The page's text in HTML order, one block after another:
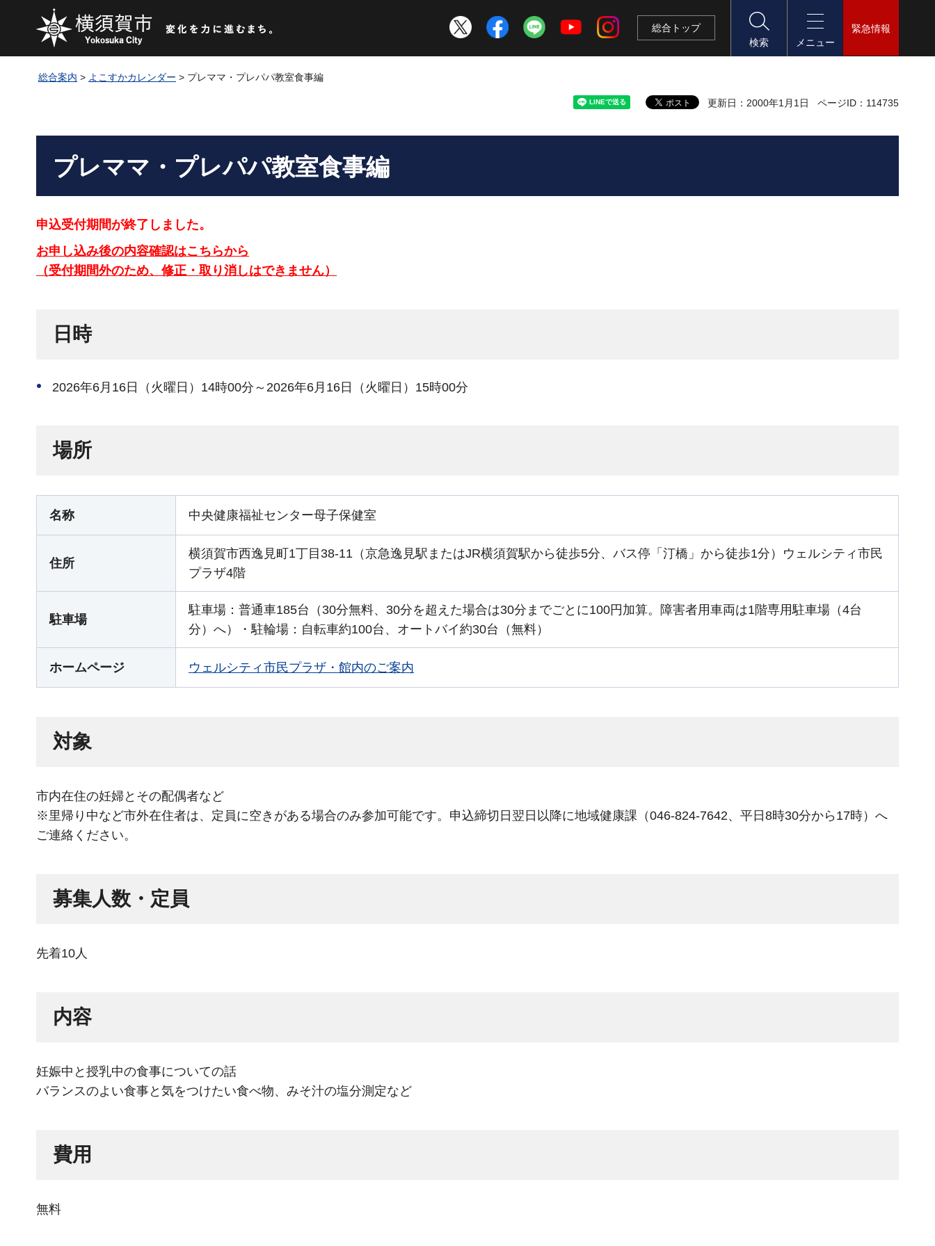
総合 トップ
検索
メニュー
緊急情報
総合案内 > よこすかカレンダー > プレママ・プレパパ教室食事編
更新日：2000年1月1日 ページID：114735
プレママ・プレパパ教室食事編
申込受付期間が終了しました。
お申し込み後の内容確認はこちらから
（受付期間外のため、修正・取り消しはできません）
日時
2026年6月16日（火曜日）14時00分～2026年6月16日（火曜日）15時00分
場所
名称 中央健康福祉センター母子保健室
住所
横須賀市西逸見町1丁目38-11（京急逸見駅またはJR横須賀駅から徒歩5分、バス停「汀橋」から徒歩1分）ウェルシティ市民
プラザ4階
駐車場
駐車場：普通車185台（30分無料、30分を超えた場合は30分までごとに100円加算。障害者用車両は1階専用駐車場（4台
分）へ）・駐輪場：自転車約100台、オートバイ約30台（無料）
ホームページ ウェルシティ市民プラザ・館内のご案内
対象
市内在住の妊婦とその配偶者など
※里帰り中など市外在住者は、定員に空きがある場合のみ参加可能です。申込締切日翌日以降に地域健康課（046-824-7642、平日8時30分から17時）へ
ご連絡ください。
募集人数・定員
先着10人
内容
妊娠中と授乳中の食事についての話
バランスのよい食事と気をつけたい食べ物、みそ汁の塩分測定など
費用
無料